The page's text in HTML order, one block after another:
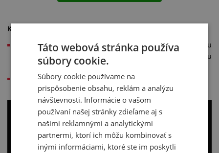
Ktoré hadice sa nehodia na zalisovanie?
hadice s tenkou stenou, ktoré nezaručia pevnú fixaciu
koncovky (doporučujeme spojenie s koncovkou pomocou
ploché textilné hadice (využite našu službu drátkovanie)
Táto webová stránka používa
súbory cookie.
Súbory cookie používame na
prispôsobenie obsahu, reklám a analýzu
návštevnosti. Informácie o vašom
používaní našej stránky zdieľame aj s
našimi reklamnými a analytickými
partnermi, ktorí ich môžu kombinovať s
inými informáciami, ktoré ste im poskytli